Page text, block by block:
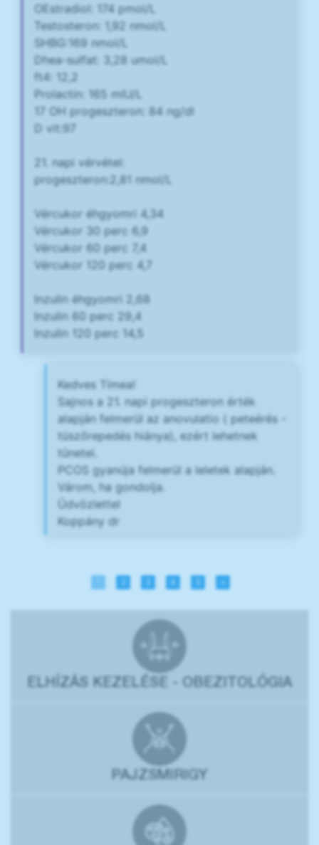
OEstradiol: 174 pmol/L
Testosteron: 1,92 nmol/L
SHBG:169 nmol/L
Dhea-sulfat: 3,28 umol/L
ft4: 12,2
Prolactin: 165 mIU/L
17 OH progeszteron: 84 ng/dl
D vit:97
21. napi vérvétel:
progeszteron:2,81 nmol/L
Vércukor éhgyomri 4,34
Vércukor 30 perc 6,9
Vércukor 60 perc 7,4
Vércukor 120 perc 4,7
Inzulin éhgyomri 2,68
Inzulin 60 perc 29,4
Inzulin 120 perc 14,5
Kedves Tímea!
Sajnos a 21. napi progeszteron érték
alapján felmerül az anovulatio ( peteérés -
tüszőrepedés hiánya), ezért lehetnek
tünetei.
PCOS gyanúja felmerül a leletek alapján.
Várom, ha gondolja.
Üdvözlettel
Koppány dr
4 »
ELHÍZÁS KEZELÉSE - OBEZITOLÓGIA
PAJZSMIRIGY